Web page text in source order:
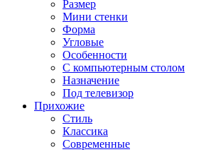
Размер
Мини стенки
Форма
Угловые
Особенности
С компьютерным столом
Назначение
Под телевизор
Прихожие
Стиль
Классика
Современные